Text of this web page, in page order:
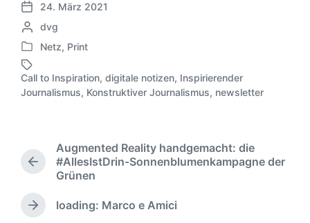
V
e
r
ö
i
c
u
n
24. März 2021
G
e
c
h
r
e
n
o
n
dvg
V
e
r
ö
n
t
c
Netz, Print
S
g
w
r
Call to Inspiration, digitale notizen, Inspirierender
Journalismus, Konstruktiver Journalismus, newsletter
V
r
h
Augmented Reality handgemacht: die
#AllesIstDrin-Sonnenblumenkampagne der
Grünen
N
loading: Marco e Amici